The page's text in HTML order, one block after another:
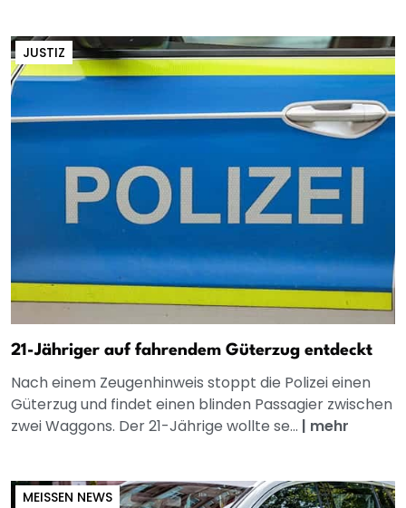
JUSTIZ
21-Jähriger auf fahrendem Güterzug entdeckt
Nach einem Zeugenhinweis stoppt die Polizei einen
Güterzug und findet einen blinden Passagier zwischen
zwei Waggons. Der 21-Jährige wollte se... | mehr
MEISSEN NEWS